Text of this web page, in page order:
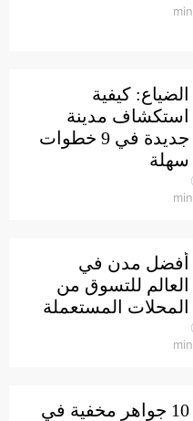
min
الضياع: كيفية
استكشاف مدينة
جديدة في 9 خطوات
سهلة
min
أفضل مدن في
العالم للتسوق من
المحلات المستعملة
min
10 جواهر مخفية في